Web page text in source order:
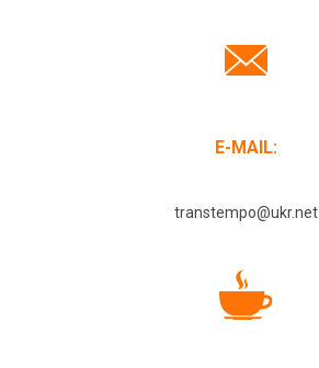
E-MAIL:
transtempo@ukr.net